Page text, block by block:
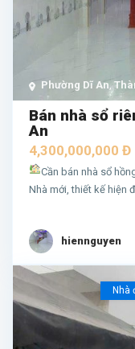
Phường Dĩ An,
Bán nhà sổ
An
4,300,000,000 Đ
Cần bán nhà sổ
Nhà mới, thiết kế hiện
hiennguyen
Nhà